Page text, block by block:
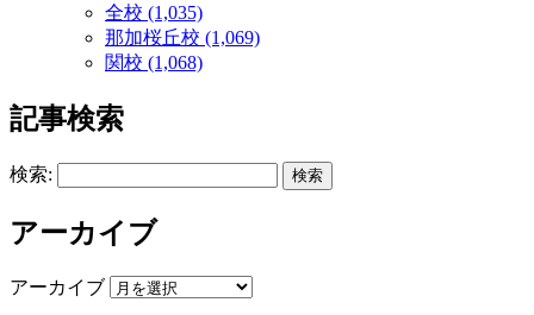
全校 (1,035)
那加桜丘校 (1,069)
関校 (1,068)
記事検索
検索:
アーカイブ
アーカイブ